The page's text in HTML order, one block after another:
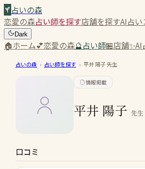
占いの森
恋愛の森占い師を探す店舗を探すAI占い
Dark
🏠ホーム💕恋愛の森🔮占い師🏪店舗✨AI
占いの森 › 占い師を探す › 平井 陽子先生
情報掲載
平井 陽子 先生
口コミ